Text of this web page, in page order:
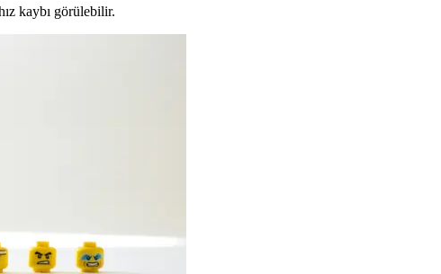
kaybı görülebilir.